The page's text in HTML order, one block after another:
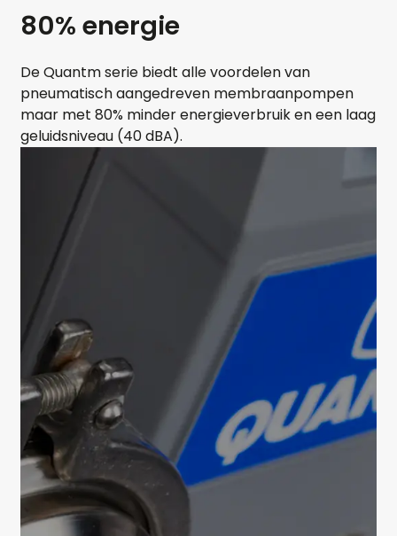
80% energie
De Quantm serie biedt alle voordelen van
pneumatisch aangedreven membraanpompen
maar met 80% minder energieverbruik en een laag
geluidsniveau (40 dBA).